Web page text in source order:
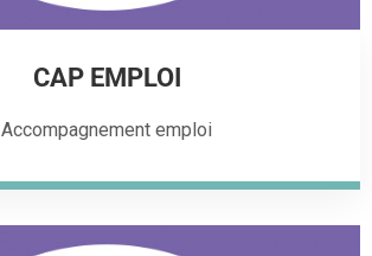
CAP EMPLOI
Accompagnement emploi